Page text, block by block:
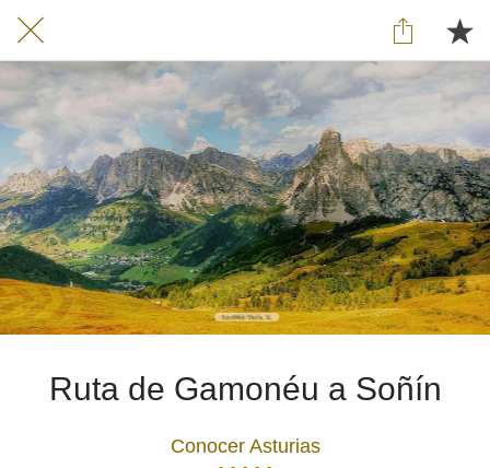
Ruta de Gamonéu a Soñín
Conocer Asturias